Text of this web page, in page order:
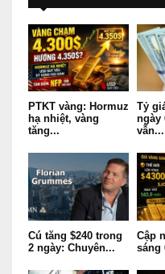
PTKT vàng: Hormuz
hạ nhiệt, vàng
tăng...
Tỷ
ngày
vẫn...
Cú tăng $240 trong
2 ngày: Chuyên...
Cập
sáng